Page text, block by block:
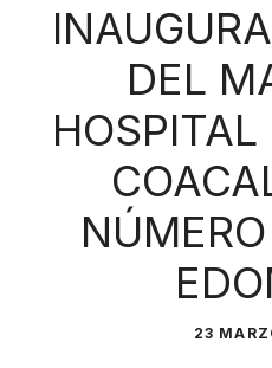
DEL
23